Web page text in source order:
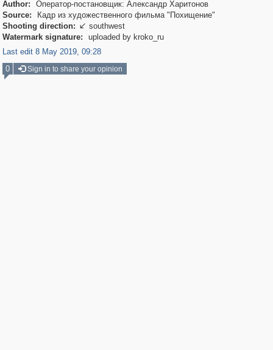
Author:
Оператор-постановщик: Александр Харитонов
Source:
Кадр из художественного фильма "Похищение"
Shooting direction:  southwest
Watermark signature:
uploaded by kroko_ru
Last edit 8 May 2019, 09:28
0
Sign in to share your opinion